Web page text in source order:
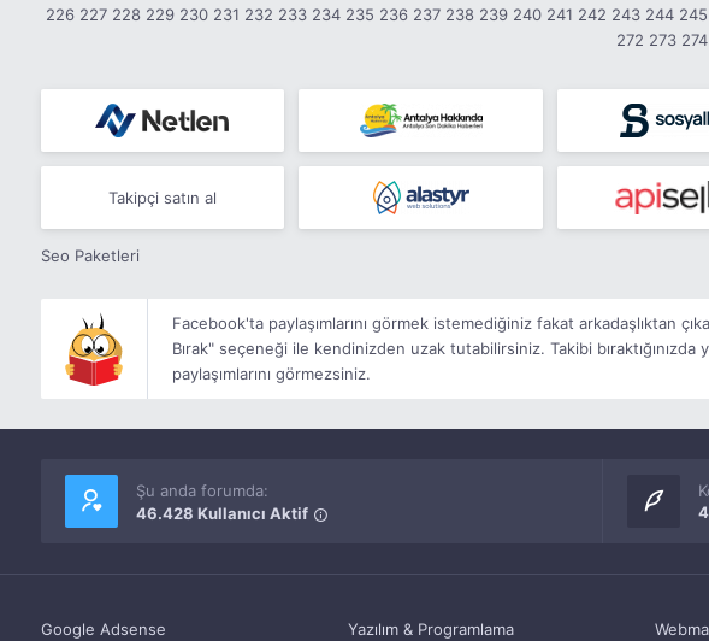
226 227 228 229 230 231 232 233 234 235 236 237 238 239 240 241 242 243 244 245
272 273 274
Takipçi satın al
Seo Paketleri
Facebook'ta paylaşımlarını görmek istemediğiniz fakat arkadaşlıktan
Bırak" seçeneği ile kendinizden uzak tutabilirsiniz. Takibi bıraktığınızda
paylaşımlarını görmezsiniz.
Şu anda forumda:
46.428 Kullanıcı Aktif
Google Adsense Yazılım & Programlama